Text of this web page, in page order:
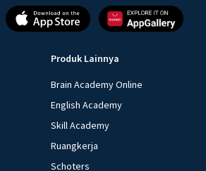
Produk Lainnya
Brain Academy Online
English Academy
Skill Academy
Ruangkerja
Schoters